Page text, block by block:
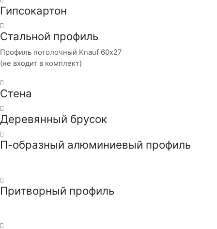
Гипсокартон
Стальной профиль
Профиль потолочный Knauf 60х27
(не входит в комплект)
Стена
Деревянный брусок
П-образный алюминиевый профиль
Притворный профиль